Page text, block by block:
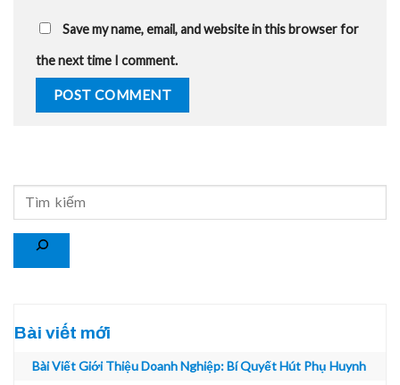
Search
Bài viết mới
Bài Viết Giới Thiệu Doanh Nghiệp: Bí Quyết Hút Phụ Huynh
Save my name, email, and website in this browser for
the next time I comment.